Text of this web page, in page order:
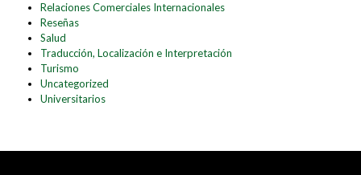
Relaciones Comerciales Internacionales
Reseñas
Salud
Traducción, Localización e Interpretación
Turismo
Uncategorized
Universitarios